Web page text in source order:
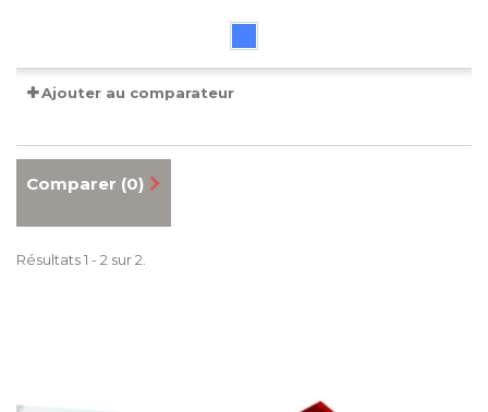
Ajouter au comparateur
Comparer (0)
Résultats 1 - 2 sur 2.